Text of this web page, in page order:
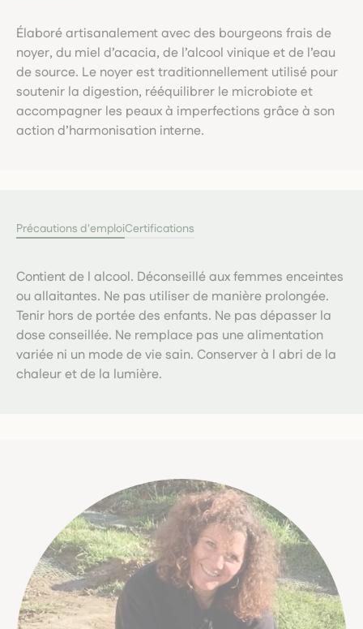
Élaboré artisanalement avec des bourgeons frais de
noyer, du miel d’acacia, de l’alcool vinique et de l’eau
de source. Le noyer est traditionnellement utilisé pour
soutenir la digestion, rééquilibrer le microbiote et
accompagner les peaux à imperfections grâce à son
action d’harmonisation interne.
Précautions d'emploiCertifications
Contient de l alcool. Déconseillé aux femmes enceintes
ou allaitantes. Ne pas utiliser de manière prolongée.
Tenir hors de portée des enfants. Ne pas dépasser la
dose conseillée. Ne remplace pas une alimentation
variée ni un mode de vie sain. Conserver à l abri de la
chaleur et de la lumière.